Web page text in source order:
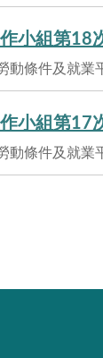
小組第18
動條件及就業
小組第17
動條件及就業